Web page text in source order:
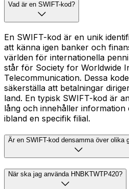
Vad är en SWIFT-kod?
En SWIFT-kod är en unik
att känna igen banker och
världen för internationella
står för Society for Worldwide
Telecommunication. Dessa
säkerställa att betalningar
land. En typisk SWIFT-kod är
lång och innehåller
ibland en specifik filial.
Är en SWIFT-kod densamma över olika
När ska jag använda HNBKTWTP420?